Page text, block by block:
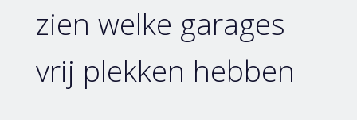
zien welke garages
vrij plekken hebben